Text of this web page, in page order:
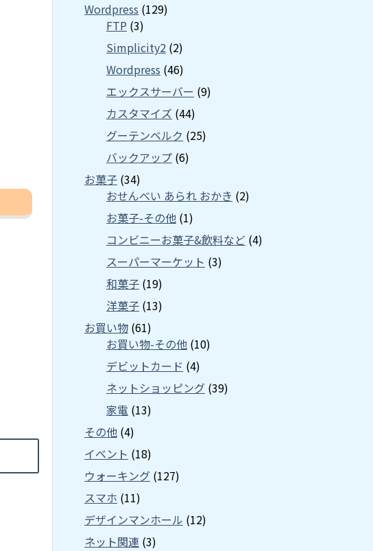
Wordpress (129)
FTP (3)
Simplicity2 (2)
Wordpress (46)
エックスサーバー (9)
カスタマイズ (44)
グーテンベルク (25)
バックアップ (6)
お菓子 (34)
おせんべい あられ おかき (2)
お菓子-その他 (1)
コンビニーお菓子&飲料など (4)
スーパーマーケット (3)
和菓子 (19)
洋菓子 (13)
お買い物 (61)
お買い物-その他 (10)
デビットカード (4)
ネットショッピング (39)
家電 (13)
その他 (4)
イベント (18)
ウォーキング (127)
スマホ (11)
デザインマンホール (12)
ネット関連 (3)